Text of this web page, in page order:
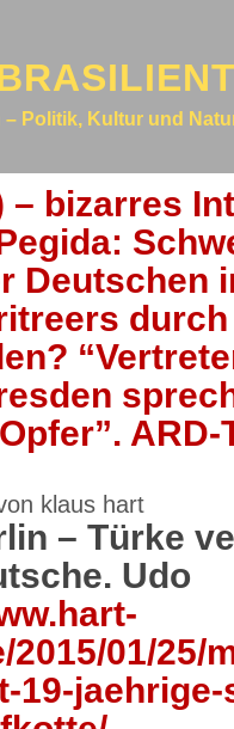
Politik, Kultur und
– bizarres
Deutschen
klaus hart
– Türke
Udo
2015/01/25/
19-